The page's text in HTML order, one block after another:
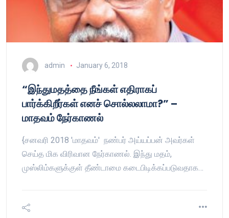
admin January 6, 2018
“இந்துமதத்தை நீங்கள் எதிராகப்
பார்க்கிறீர்கள் எனச் சொல்லலாமா?” –
மாதவம் நேர்காணல்
{சனவரி 2018 'மாதவம்' நண்பர் அய்யப்பன் அவர்கள்
செய்த மிக விரிவான நேர்காணல். இந்து மதம்,
முஸ்லிம்களுக்குள் தீண்டாமை கடைபிடிக்கப்படுவதாக…